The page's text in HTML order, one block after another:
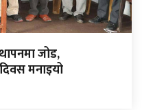
जोड,
मनाइयो